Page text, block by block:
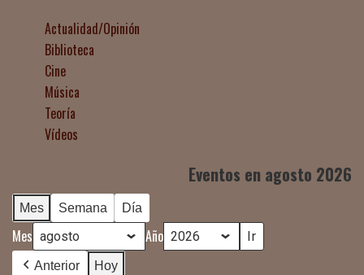
Actualidad/Opinión
Biblioteca
Cine
Música
Teoría
Vídeos
Eventos en agosto 2026
Mes Semana Día
Mes Año
Anterior Hoy